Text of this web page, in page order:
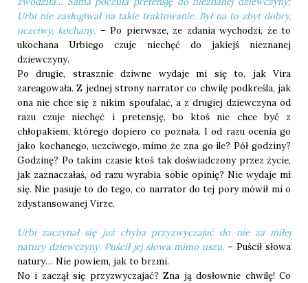
Urbi nie zasługiwał na takie traktowanie. Był na to zbyt dobry,
uczciwy, kochany. – Po pierwsze, ze zdania wychodzi, że to
ukochana Urbiego czuje niechęć do jakiejś nieznanej
dziewczyny.
Po drugie, strasznie dziwne wydaje mi się to, jak Vira
zareagowała. Z jednej strony narrator co chwilę podkreśla, jak
ona nie chce się z nikim spoufalać, a z drugiej dziewczyna od
razu czuje niechęć i pretensję, bo ktoś nie chce być z
chłopakiem, którego dopiero co poznała. I od razu ocenia go
jako kochanego, uczciwego, mimo że zna go ile? Pół godziny?
Godzinę? Po takim czasie ktoś tak doświadczony przez życie,
jak zaznaczałaś, od razu wyrabia sobie opinię? Nie wydaje mi
się. Nie pasuje to do tego, co narrator do tej pory mówił mi o
zdystansowanej Virze.
Urbi zaczynał się już chyba przyzwyczajać do nie za miłej
natury dziewczyny. Puścił jej słowa mimo uszu. – Puścił słowa
natury… Nie powiem, jak to brzmi.
No i zaczął się przyzwyczajać? Zna ją dosłownie chwilę! Co